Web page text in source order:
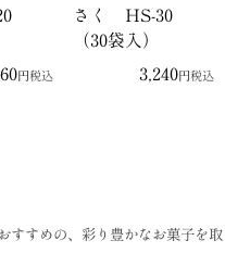
税込
さく HS-30
（30袋入）
3,240
税込
すすめの、彩り豊かなお菓子を